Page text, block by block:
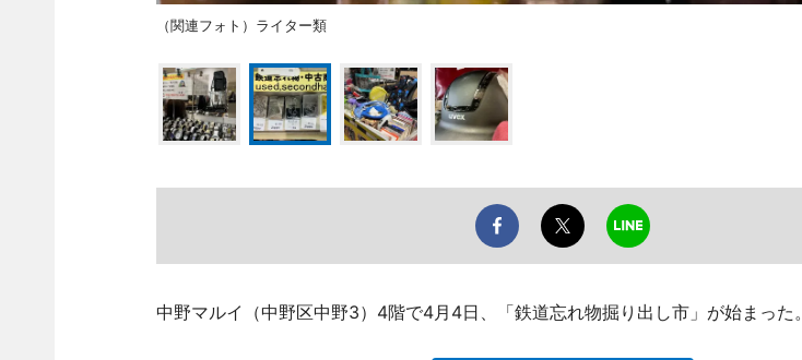
（関連フォト）ライター類
中野マルイ（中野区中野3）4階で4月4日、「鉄道忘れ物掘り出し市」が始まった。